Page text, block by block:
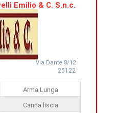
Emilio & C. S.n.c.
Via Dante 8/12
25122
Arma Lunga
Canna liscia